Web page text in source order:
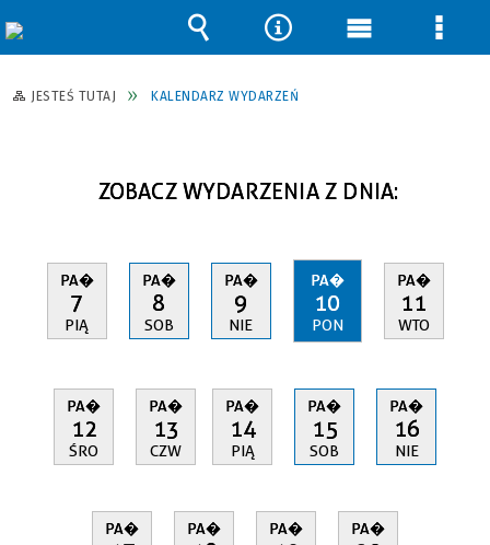
JESTEŚ TUTAJ KALENDARZ WYDARZEŃ
ZOBACZ WYDARZENIA Z DNIA:
PA�
7
PIĄ
PA�
8
SOB
PA�
9
NIE
PA�
10
PON
PA�
11
WTO
PA�
12
ŚRO
PA�
13
CZW
PA�
14
PIĄ
PA�
15
SOB
PA�
16
NIE
PA� PA� PA� PA�
Wyszukiwarka
Narzędzia
Menu Menu